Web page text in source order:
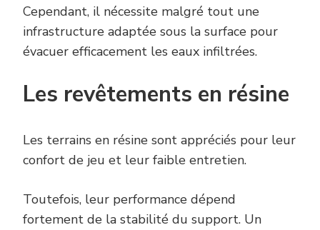
Cependant, il nécessite malgré tout une
infrastructure adaptée sous la surface pour
évacuer efficacement les eaux infiltrées.
Les revêtements en résine
Les terrains en résine sont appréciés pour leur
confort de jeu et leur faible entretien.
Toutefois, leur performance dépend
fortement de la stabilité du support. Un